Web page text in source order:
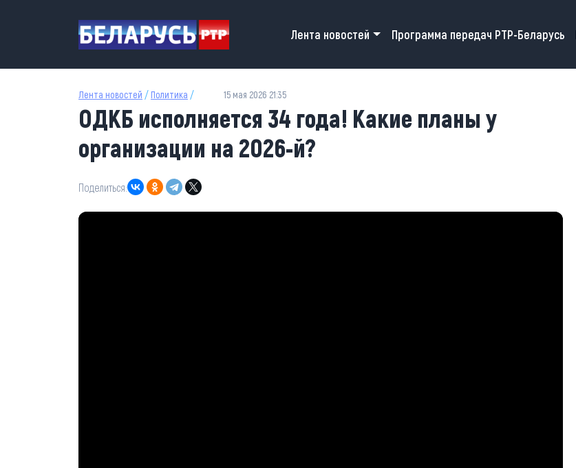
Main navigation
Лента новостей Программа передач РТР-Беларусь
Лента новостей / Политика / 15 мая 2026 21:35
ОДКБ исполняется 34 года! Какие планы у
организации на 2026-й?
Поделиться: